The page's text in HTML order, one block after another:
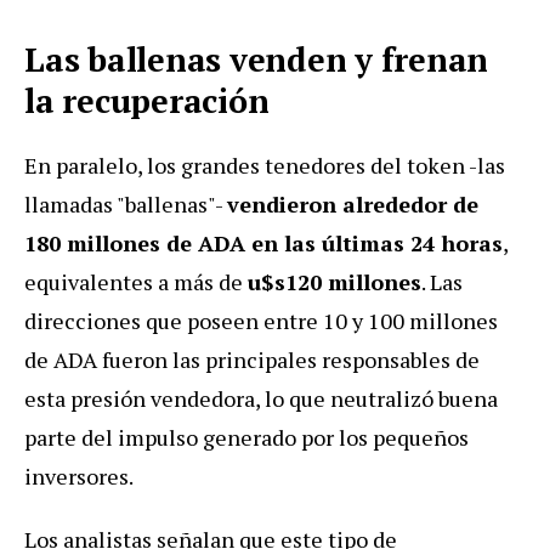
Las ballenas venden y frenan
la recuperación
En paralelo, los grandes tenedores del token -las
llamadas "ballenas"-vendieron alrededor de
180 millones de ADA en las últimas 24 horas,
equivalentes a más de u$s120 millones. Las
direcciones que poseen entre 10 y 100 millones
de ADA fueron las principales responsables de
esta presión vendedora, lo que neutralizó buena
parte del impulso generado por los pequeños
inversores.
Los analistas señalan que este tipo de